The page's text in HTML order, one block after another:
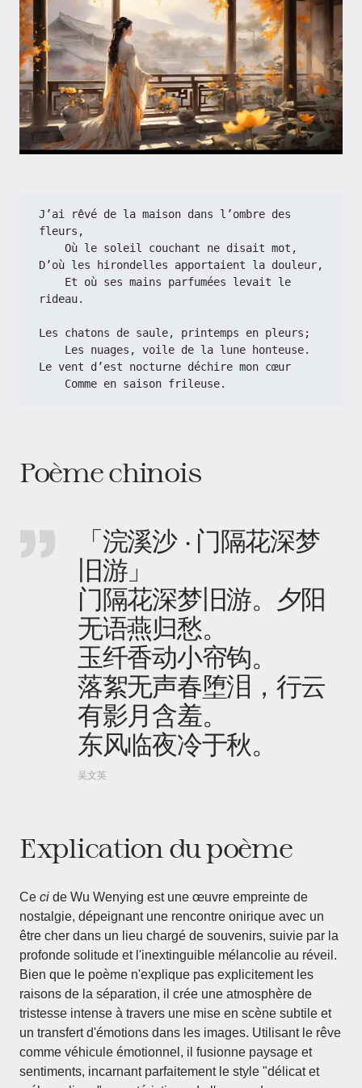
J’ai rêvé de la maison dans l’ombre des
fleurs,
    Où le soleil couchant ne disait mot,
D’où les hirondelles apportaient la douleur,
rideau.
Les chatons de saule, printemps en pleurs;
    Les nuages, voile de la lune honteuse.
Le vent d’est nocturne déchire mon cœur
    Comme en saison frileuse.
Poème chinois
「浣溪沙 · 门隔花深梦
旧游」
门隔花深梦旧游。夕阳
无语燕归愁。
玉纤香动小帘钩。
落絮无声春堕泪，行云
有影月含羞。
东风临夜冷于秋。
吴文英
Explication du poème
Ce ci de Wu Wenying est une œuvre empreinte de
nostalgie, dépeignant une rencontre onirique avec un
être cher dans un lieu chargé de souvenirs, suivie par la
profonde solitude et l'inextinguible mélancolie au réveil.
Bien que le poème n'explique pas explicitement les
raisons de la séparation, il crée une atmosphère de
tristesse intense à travers une mise en scène subtile et
un transfert d'émotions dans les images. Utilisant le rêve
comme véhicule émotionnel, il fusionne paysage et
sentiments, incarnant parfaitement le style "délicat et